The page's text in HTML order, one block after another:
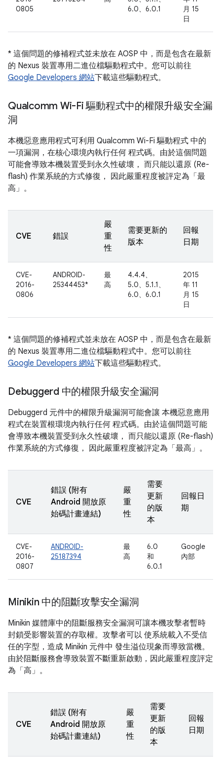
0805
6.0、6.0.1
月 15
日
* 這個問題的修補程式並未放在 AOSP 中，而是包含在最新
的 Nexus 裝置專用二進位檔驅動程式中。您可以前往
Google Developers 網站下載這些驅動程式。
Qualcomm Wi-Fi 驅動程式中的權限升級安全漏
洞
本機惡意應用程式可利用 Qualcomm Wi-Fi 驅動程式 中的
一項漏洞，在核心環境內執行任何 程式碼。由於這個問題
可能會導致本機裝置受到永久性破壞， 而只能以還原 (Re-
flash) 作業系統的方式修復， 因此嚴重程度被評定為「最
高」。
CVE 錯誤
嚴
重
性
需要更新的
版本
回報
日期
CVE-
2016-
0806
ANDROID-
25344453*
最
高
4.4.4、
5.0、5.1.1、
6.0、6.0.1
2015
年 11
月 15
日
* 這個問題的修補程式並未放在 AOSP 中，而是包含在最新
的 Nexus 裝置專用二進位檔驅動程式中。您可以前往
Google Developers 網站下載這些驅動程式。
Debuggerd 中的權限升級安全漏洞
Debuggerd 元件中的權限升級漏洞可能會讓 本機惡意應用
程式在裝置根環境內執行任何 程式碼。由於這個問題可能
會導致本機裝置受到永久性破壞， 而只能以還原 (Re-flash)
作業系統的方式修復， 因此嚴重程度被評定為「最高」。
CVE
錯誤 (附有
Android 開放原
始碼計畫連結)
嚴
重
性
需要
更新
的版
本
回報日
期
CVE-
2016-
0807
ANDROID-
25187394
最
高
6.0
和
6.0.1
Google
內部
Minikin 中的阻斷攻擊安全漏洞
Minikin 媒體庫中的阻斷服務安全漏洞可讓本機攻擊者暫時
封鎖受影響裝置的存取權。攻擊者可以 使系統載入不受信
任的字型，造成 Minikin 元件中 發生溢位現象而導致當機。
由於阻斷服務會導致裝置不斷重新啟動，因此嚴重程度評定
為「高」。
CVE
錯誤 (附有
Android 開放原
始碼計畫連結)
嚴
重
性
需要
更新
的版
本
回報
日期